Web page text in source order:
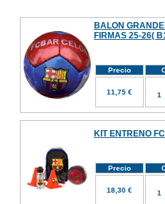
BALON
FIRMAS 25-26(
Precio
11,75 €
KIT ENTRENO
Precio
18,30 €